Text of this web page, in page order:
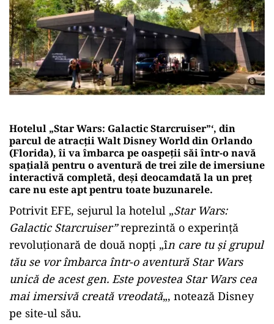
Hotelul „Star Wars: Galactic Starcruiser”‘, din
parcul de atracţii Walt Disney World din Orlando
(Florida), îi va îmbarca pe oaspeţii săi într-o navă
spaţială pentru o aventură de trei zile de imersiune
interactivă completă, deşi deocamdată la un preţ
care nu este apt pentru toate buzunarele.
Potrivit EFE, sejurul la hotelul „Star Wars:
Galactic Starcruiser”reprezintă o experinţă
revoluţionară de două nopţi „în care tu şi grupul
tău se vor îmbarca într-o aventură Star Wars
unică de acest gen. Este povestea Star Wars cea
mai imersivă creată vreodată„, notează Disney
pe site-ul său.